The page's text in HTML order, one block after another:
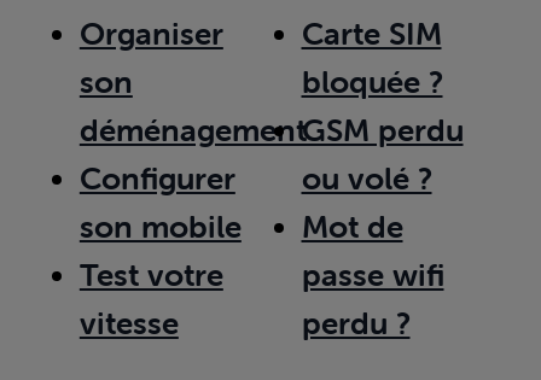
Organiser
son
déménagement
Configurer
son mobile
Test votre
vitesse
Carte SIM
bloquée ?
GSM perdu
ou volé ?
Mot de
passe wifi
perdu ?